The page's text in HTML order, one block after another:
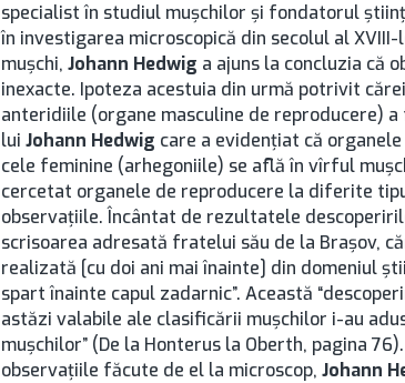
specialist în studiul muşchilor şi fondatorul
în investigarea microscopică din secolul al
muşchi, Johann Hedwig a ajuns la concluzia că
inexacte. Ipoteza acestuia din urmă potrivit
anteridiile (organe masculine de reproducere)
lui Johann Hedwig care a evidenţiat că
cele feminine (arhegoniile) se află în vîrful
cercetat organele de reproducere la diferite
observaţiile. Încântat de rezultatele
scrisoarea adresată fratelui său de la Braşov,
realizată [cu doi ani mai înainte] din domeniul
spart înainte capul zadarnic”. Această
astăzi valabile ale clasificării muşchilor i-au
muşchilor” (De la Honterus la Oberth, pagina
observaţiile făcute de el la microscop, Johann